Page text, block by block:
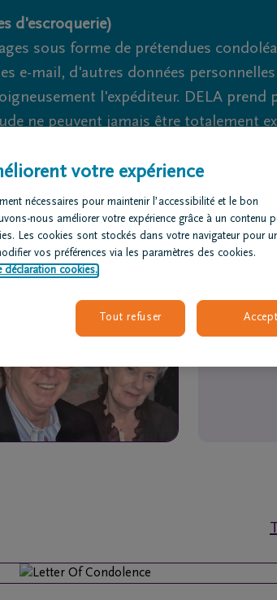
d'escroquerie)
sous forme de prétendues
e-mail, d'autres données
l'expéditeur. DELA prend
ne peuvent jamais être totalement
Nous
Avis de
décès
Nos centres
funéraires
votre expérience
nécessaires pour maintenir l’accessibilité et le bon
nous améliorer votre expérience grâce à un contenu
Les cookies sont stockés dans votre navigateur pour
vos préférences via les paramètres des cookies.
déclaration cookies.
Tout refuser